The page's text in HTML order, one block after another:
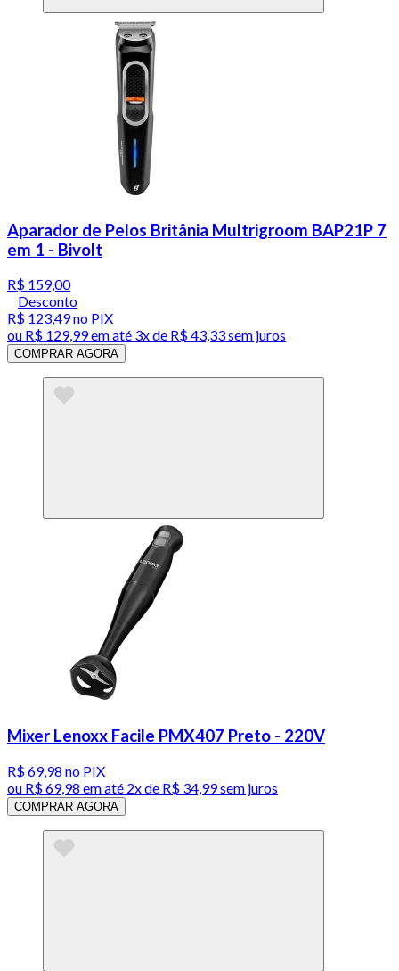
Aparador de Pelos Britânia Multrigroom BAP21P 7
em 1 - Bivolt
R$ 159,00
Desconto
R$ 123,49no PIX
ou R$ 129,99em até 3x de R$ 43,33 sem juros
COMPRAR AGORA
Mixer Lenoxx Facile PMX407 Preto - 220V
R$ 69,98 no PIX
ou R$ 69,98 em até 2x de R$ 34,99 sem juros
COMPRAR AGORA